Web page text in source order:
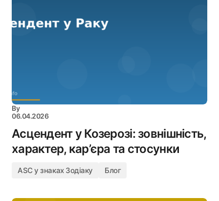
By
06.04.2026
Асцендент у Козерозі: зовнішність,
характер, кар’єра та стосунки
ASC у знаках Зодіаку Блог